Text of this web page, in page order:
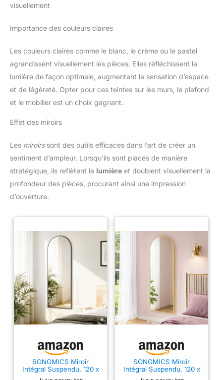
visuellement
Importance des couleurs claires
Les couleurs claires comme le blanc, le crème ou le pastel
agrandissent visuellement les pièces. Elles réfléchissent la
lumière de façon optimale, augmentant la sensation d’espace
et de légèreté. Opter pour ces teintes sur les murs, le plafond
et le mobilier est un choix gagnant.
Effet des miroirs
Les miroirssont des outils efficaces dans l’art de créer un
sentiment d’ampleur. Lorsqu’ils sont placés de manière
stratégique, ils reflètent la lumière et doublent visuellement la
profondeur des pièces, procurant ainsi une impression
d’ouverture.
SONGMICS Miroir
Intégral Suspendu, 120 x
40 cm, Miroir Courbé,
SONGMICS Miroir
Intégral Suspendu, 120 x
40 cm, Miroir Arqué,